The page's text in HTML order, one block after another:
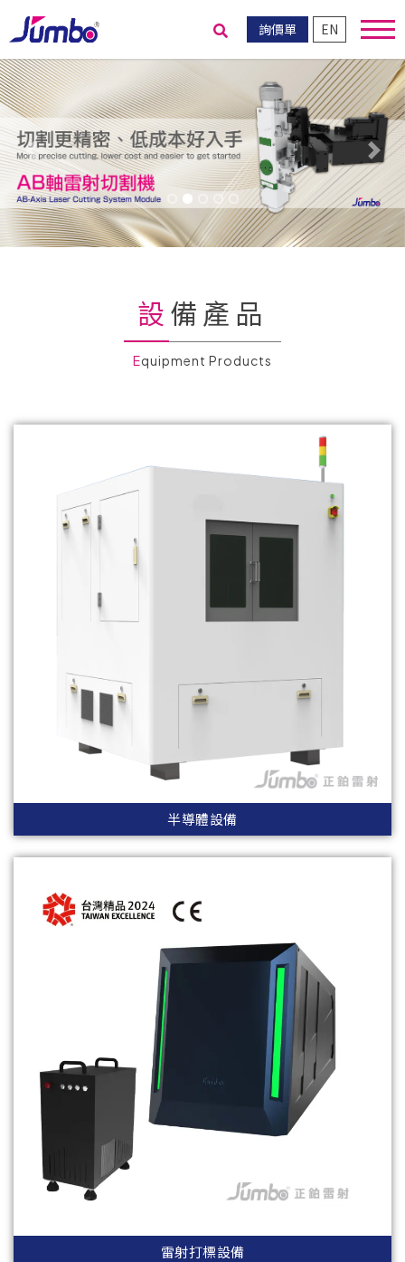
詢價單 EN
送出搜尋
Previous
Next
設備產品
Equipment Products
半導體設備
雷射打標設備